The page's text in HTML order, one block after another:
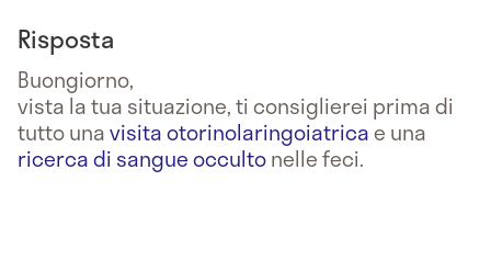
Risposta
Buongiorno,
vista la tua situazione, ti consiglierei prima di
tutto unavisita otorinolaringoiatricae una
ricerca di sangue occultonelle feci.